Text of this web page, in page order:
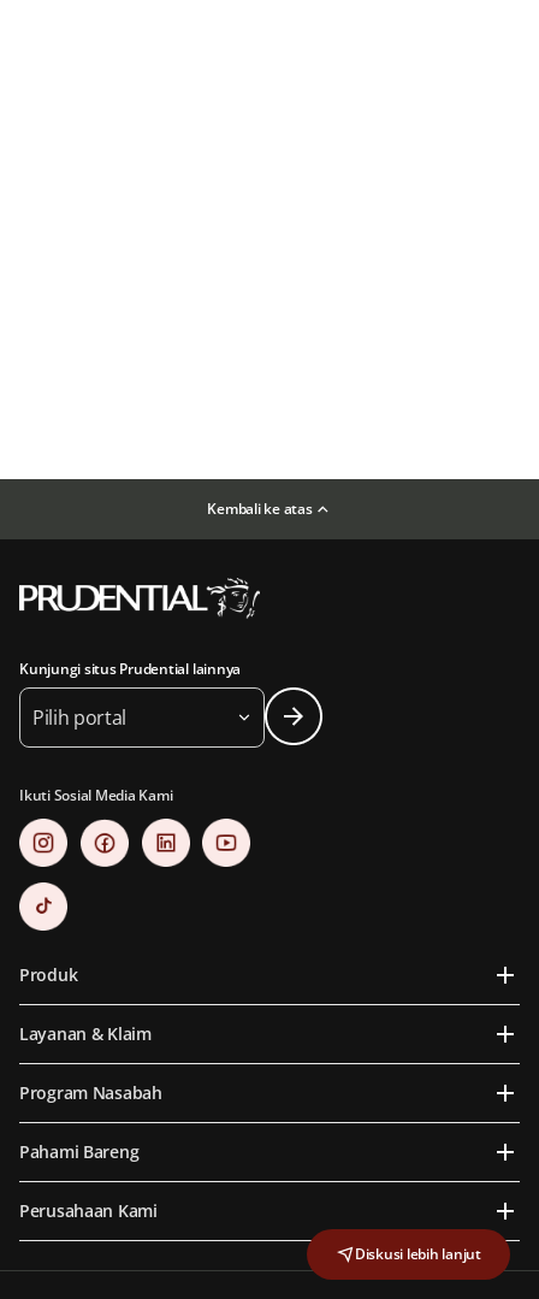
Diskusi lebih lanjut
Kembali ke atas
Kunjungi situs Prudential lainnya
Pilih portal
Ikuti Sosial Media Kami
Produk
Layanan & Klaim
Program Nasabah
Pahami Bareng
Perusahaan Kami